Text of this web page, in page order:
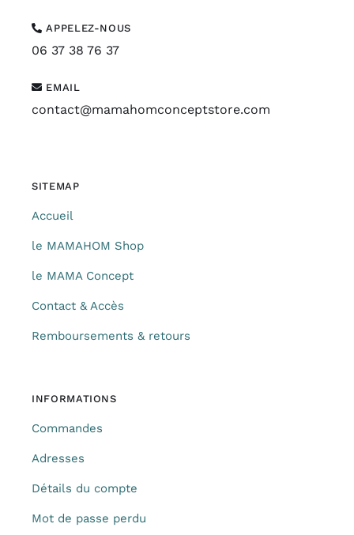
APPELEZ-NOUS
06 37 38 76 37
EMAIL
contact@mamahomconceptstore.com
SITEMAP
Accueil
le MAMAHOM Shop
le MAMA Concept
Contact & Accès
Remboursements & retours
INFORMATIONS
Commandes
Adresses
Détails du compte
Mot de passe perdu